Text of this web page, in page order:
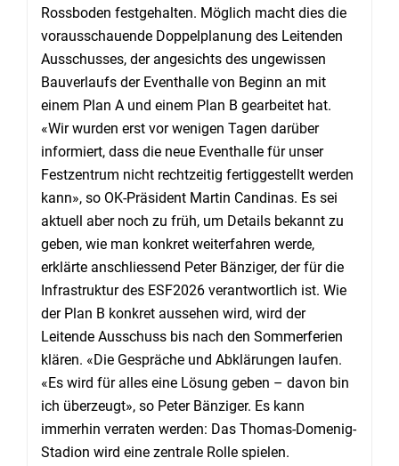
Rossboden festgehalten. Möglich macht dies die
vorausschauende Doppelplanung des Leitenden
Ausschusses, der angesichts des ungewissen
Bauverlaufs der Eventhalle von Beginn an mit
einem Plan A und einem Plan B gearbeitet hat.
«Wir wurden erst vor wenigen Tagen darüber
informiert, dass die neue Eventhalle für unser
Festzentrum nicht rechtzeitig fertiggestellt werden
kann», so OK-Präsident Martin Candinas. Es sei
aktuell aber noch zu früh, um Details bekannt zu
geben, wie man konkret weiterfahren werde,
erklärte anschliessend Peter Bänziger, der für die
Infrastruktur des ESF2026 verantwortlich ist. Wie
der Plan B konkret aussehen wird, wird der
Leitende Ausschuss bis nach den Sommerferien
klären. «Die Gespräche und Abklärungen laufen.
«Es wird für alles eine Lösung geben – davon bin
ich überzeugt», so Peter Bänziger. Es kann
immerhin verraten werden: Das Thomas-Domenig-
Stadion wird eine zentrale Rolle spielen.